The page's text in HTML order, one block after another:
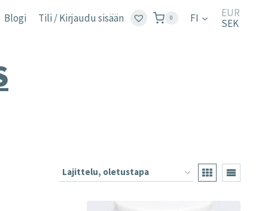
Blogi Tili / Kirjaudu sisään 0 FI
EUR
SEK